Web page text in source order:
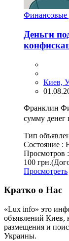
Финансовые
Деньги
Киев,
Франклин
сумму денег
Тип
Состояние :
Просмотров :
100 грн.
Просмотреть
Кратко о Нас
«Lux info» это
объявлений Киев,
размещения и
Украины.